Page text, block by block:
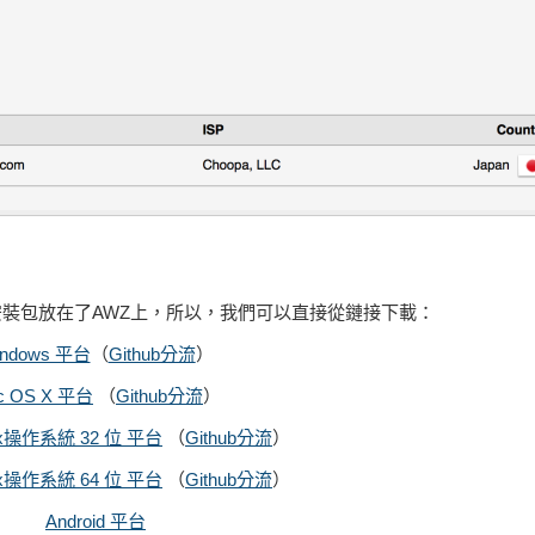
包放在了AWZ上，所以，我們可以直接從鏈接下載：
平台 （Github分流）
OS X 平台 （Github分流）
作系統 32 位 平台 （Github分流）
作系統 64 位 平台 （Github分流）
Android 平台